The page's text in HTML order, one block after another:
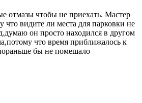
отмазы чтобы не приехать. Мастер
что видите ли места для парковки не
он просто находился в другом
что время приближалось к
бы не помешало